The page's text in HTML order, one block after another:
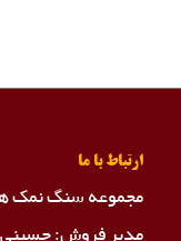
ارتباط با ما
مجموعه سنگ نمک